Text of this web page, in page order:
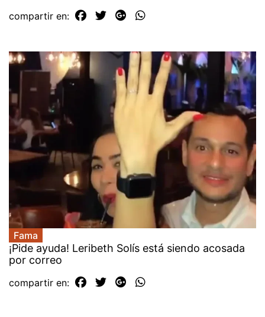
compartir en:
Fama
¡Pide ayuda! Leribeth Solís está siendo acosada
por correo
compartir en: